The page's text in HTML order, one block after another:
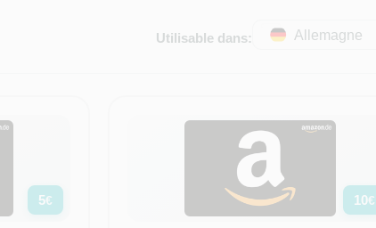
Utilisable dans: Allemagne
5€ 10€